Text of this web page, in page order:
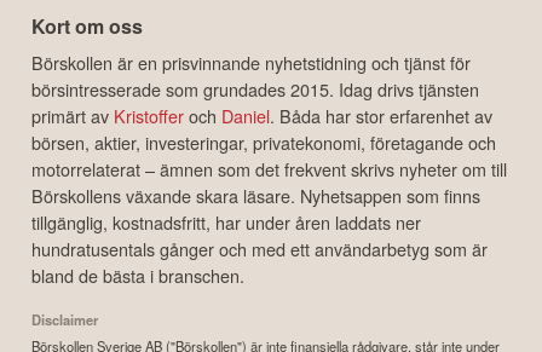
Kort om oss
Börskollen är en prisvinnande nyhetstidning och tjänst för
börsintresserade som grundades 2015. Idag drivs tjänsten
primärt av Kristofferoch Daniel. Båda har stor erfarenhet av
börsen, aktier, investeringar, privatekonomi, företagande och
motorrelaterat – ämnen som det frekvent skrivs nyheter om till
Börskollens växande skara läsare. Nyhetsappen som finns
tillgänglig, kostnadsfritt, har under åren laddats ner
hundratusentals gånger och med ett användarbetyg som är
bland de bästa i branschen.
Disclaimer
Börskollen Sverige AB ("Börskollen") är inte finansiella rådgivare, står inte under